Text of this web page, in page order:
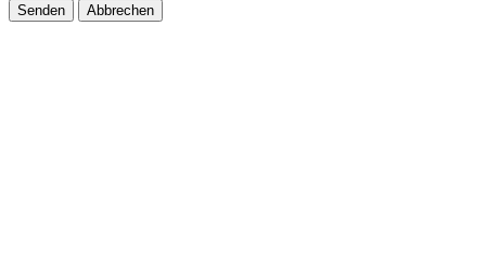
Senden Abbrechen